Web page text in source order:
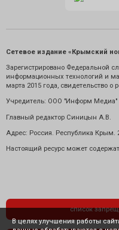
Сетевое издание «Крымский
Зарегистрировано Федеральной
информационных технологий и
марта 2015 года, свидетельство
Учредитель: ООО "Информ Медиа"
Главный редактор Синицын А.В.
Адрес: Россия. Республика Крым.
Настоящий ресурс может
список
В целях улучшения работы